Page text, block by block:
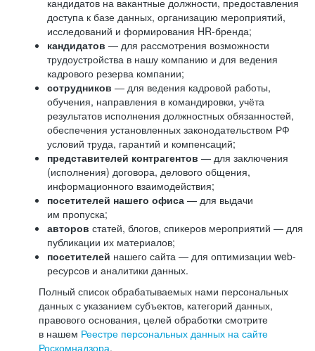
кандидатов на вакантные должности, предоставления
доступа к базе данных, организацию мероприятий,
исследований и формирования HR-бренда;
кандидатов — для рассмотрения возможности
трудоустройства в нашу компанию и для ведения
кадрового резерва компании;
сотрудников — для ведения кадровой работы,
обучения, направления в командировки, учёта
результатов исполнения должностных обязанностей,
обеспечения установленных законодательством РФ
условий труда, гарантий и компенсаций;
представителей контрагентов — для заключения
(исполнения) договора, делового общения,
информационного взаимодействия;
посетителей нашего офиса — для выдачи
им пропуска;
авторов статей, блогов, спикеров мероприятий — для
публикации их материалов;
посетителей нашего сайта — для оптимизации web-
ресурсов и аналитики данных.
Полный список обрабатываемых нами персональных
данных с указанием субъектов, категорий данных,
правового основания, целей обработки смотрите
в нашем Реестре персональных данных на сайте
Роскомнадзора.